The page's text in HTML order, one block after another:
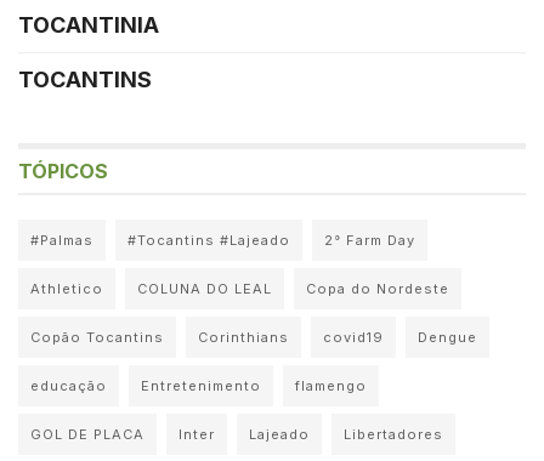
TOCANTINIA
TOCANTINS
TÓPICOS
#Palmas #Tocantins #Lajeado 2° Farm Day
Athletico COLUNA DO LEAL Copa do Nordeste
Copão Tocantins Corinthians covid19 Dengue
educação Entretenimento flamengo
GOL DE PLACA Inter Lajeado Libertadores